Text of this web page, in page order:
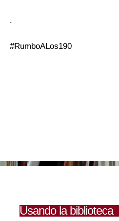
.
#RumboALos190
Usando la biblioteca